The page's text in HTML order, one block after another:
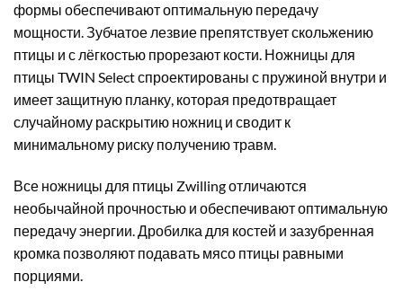
формы обеспечивают оптимальную передачу
мощности. Зубчатое лезвие препятствует скольжению
птицы и с лёгкостью прорезают кости. Ножницы для
птицы TWIN Select спроектированы с пружиной внутри и
имеет защитную планку, которая предотвращает
случайному раскрытию ножниц и сводит к
минимальному риску получению травм.
Все ножницы для птицы Zwilling отличаются
необычайной прочностью и обеспечивают оптимальную
передачу энергии. Дробилка для костей и зазубренная
кромка позволяют подавать мясо птицы равными
порциями.